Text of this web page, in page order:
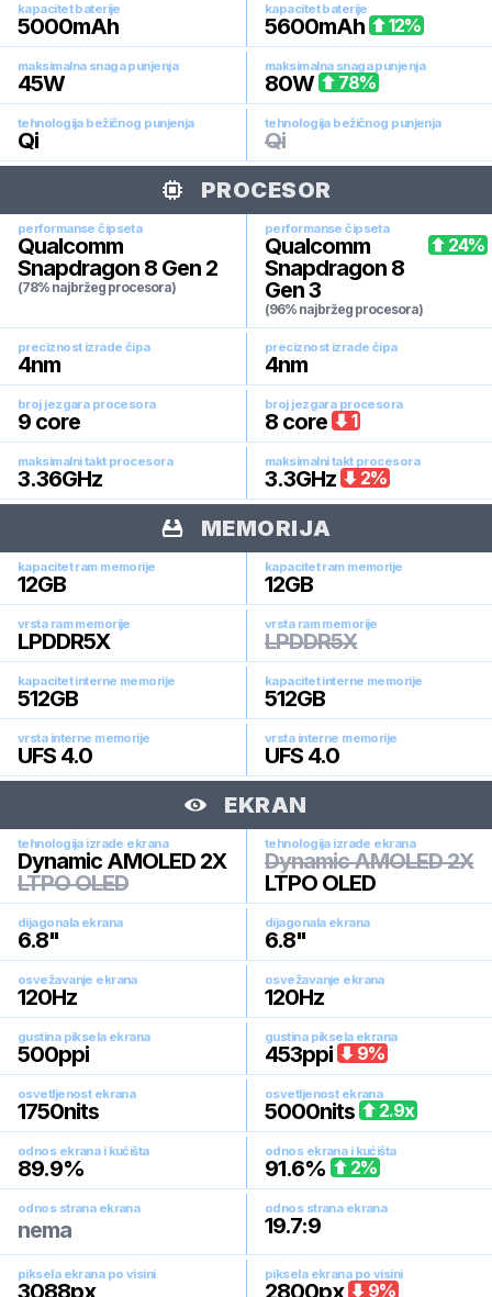
kapacitet baterije
5000mAh
kapacitet baterije
5600mAh 12%
maksimalna snaga punjenja
45W
maksimalna snaga punjenja
80W 78%
tehnologija bežičnog punjenja
Qi
tehnologija bežičnog punjenja
Qi
PROCESOR
performanse čipseta
Qualcomm
Snapdragon 8 Gen 2
(78% najbržeg procesora)
performanse čipseta
Qualcomm
Snapdragon 8
Gen 3
(96% najbržeg procesora)
24%
preciznost izrade čipa
4nm
preciznost izrade čipa
4nm
broj jezgara procesora
9 core
broj jezgara procesora
8 core 1
maksimalni takt procesora
3.36GHz
maksimalni takt procesora
3.3GHz 2%
MEMORIJA
kapacitet ram memorije
12GB
kapacitet ram memorije
12GB
vrsta ram memorije
LPDDR5X
vrsta ram memorije
LPDDR5X
kapacitet interne memorije
512GB
kapacitet interne memorije
512GB
vrsta interne memorije
UFS 4.0
vrsta interne memorije
UFS 4.0
EKRAN
tehnologija izrade ekrana
Dynamic AMOLED 2X
LTPO OLED
tehnologija izrade ekrana
Dynamic AMOLED 2X
LTPO OLED
dijagonala ekrana
6.8"
dijagonala ekrana
6.8"
osvežavanje ekrana
120Hz
osvežavanje ekrana
120Hz
gustina piksela ekrana
500ppi
gustina piksela ekrana
453ppi 9%
osvetljenost ekrana
1750nits
osvetljenost ekrana
5000nits 2.9x
odnos ekrana i kućišta
89.9%
odnos ekrana i kućišta
91.6% 2%
odnos strana ekrana
nema
odnos strana ekrana
19.7:9
piksela ekrana po visini
3088px
piksela ekrana po visini
2800px 9%